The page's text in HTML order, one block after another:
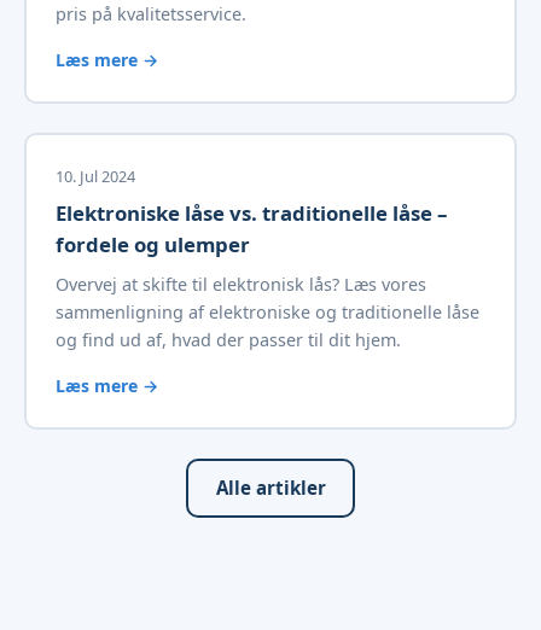
pris på kvalitetsservice.
Læs mere →
10. Jul 2024
Elektroniske låse vs. traditionelle låse –
fordele og ulemper
Overvej at skifte til elektronisk lås? Læs vores
sammenligning af elektroniske og traditionelle låse
og find ud af, hvad der passer til dit hjem.
Læs mere →
Alle artikler